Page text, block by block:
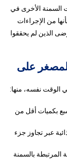
الأخرى في
من الإجراءات
الذين لم يحققوا
على
الوقت نفسه، منها:
بكميات أقل من
عبر تجاوز جزء
بالسمنة